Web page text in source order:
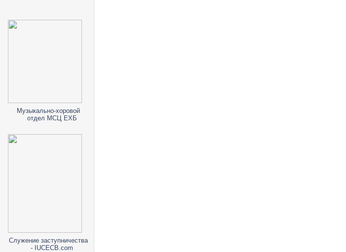
Музыкально-хоровой
отдел МСЦ ЕХБ
Служение заступничества
- IUCECB.com